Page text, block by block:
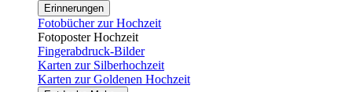
Erinnerungen
Fotobücher zur Hochzeit
Fotoposter Hochzeit
Fingerabdruck-Bilder
Karten zur Silberhochzeit
Karten zur Goldenen Hochzeit